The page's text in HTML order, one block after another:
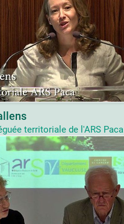
territoriale de l'ARS Paca